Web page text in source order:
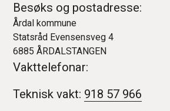
Besøks og postadresse:
Årdal kommune
Statsråd Evensensveg 4
6885 ÅRDALSTANGEN
Vakttelefonar:
Teknisk vakt: 918 57 966